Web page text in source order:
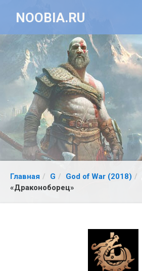
NOOBIA.RU
Главная G God of War (2018)
«Драконоборец»